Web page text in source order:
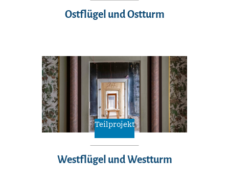
Ostflügel und Ostturm
Teilprojekt
Westflügel und Westturm